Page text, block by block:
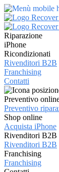
Riparazione
iPhone
Ricondizionati
Rivenditori B2B
Franchising
Contatti
Preventivo
Preventivo
Shop online
Acquista iPhone
Rivenditori B2B
Rivenditori B2B
Franchising
Franchising